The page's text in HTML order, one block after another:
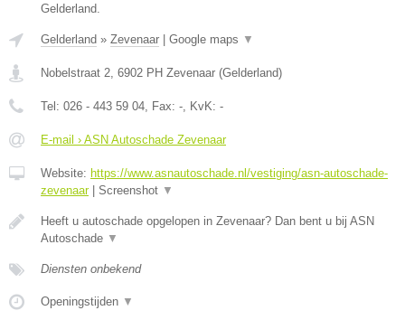
Gelderland.
Gelderland » Zevenaar Google maps ▼
Nobelstraat 2, 6902 PH Zevenaar (Gelderland)
Tel: 026 - 443 59 04, Fax: -, KvK: -
E-mail › ASN Autoschade Zevenaar
Website: https://www.asnautoschade.nl/vestiging/asn-autoschade-
zevenaar| Screenshot ▼
Heeft u autoschade opgelopen in Zevenaar? Dan bent u bij ASN
Autoschade ▼
Diensten onbekend
Openingstijden ▼